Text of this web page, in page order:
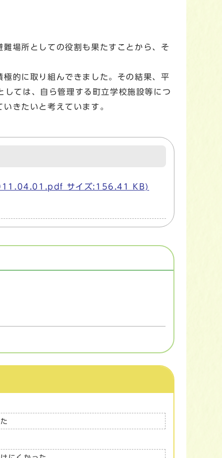
場所としての役割も果たすことから、そ
的に取り組んできました。その結果、平
ては、自ら管理する町立学校施設等につ
きたいと考えています。
サイズ:156.41 KB)